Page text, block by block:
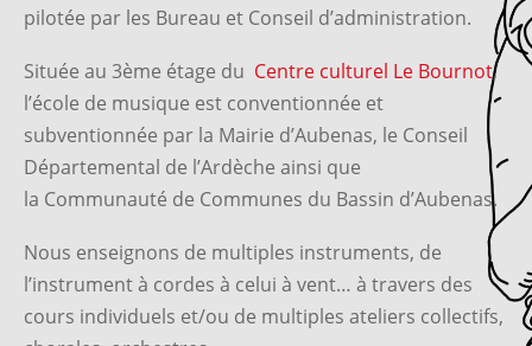
pilotée par les Bureau et Conseil d’administration.
Située au 3ème étage du Centre culturel Le Bournot,
l’école de musique est conventionnée et
subventionnée par la Mairie d’Aubenas, le Conseil
Départemental de l’Ardèche ainsi que
la Communauté de Communes du Bassin d’Aubenas.
Nous enseignons de multiples instruments, de
l’instrument à cordes à celui à vent… à travers des
cours individuels et/ou de multiples ateliers collectifs,